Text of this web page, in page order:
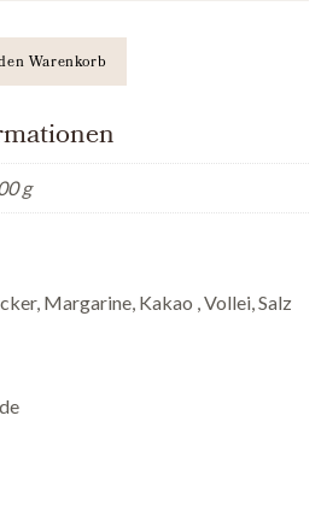
Warenkorb
g
Margarine, Kakao , Vollei, Salz